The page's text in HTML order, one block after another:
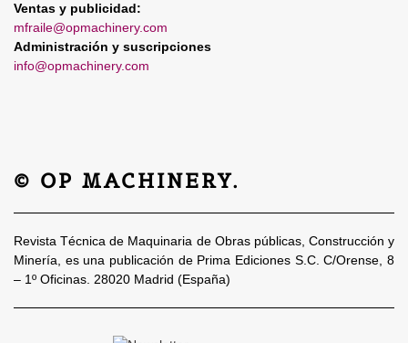
Ventas y publicidad:
mfraile@opmachinery.com
Administración y suscripciones
info@opmachinery.com
© OP MACHINERY.
Revista Técnica de Maquinaria de Obras públicas, Construcción y
Minería, es una publicación de Prima Ediciones S.C. C/Orense, 8
– 1º Oficinas. 28020 Madrid (España)